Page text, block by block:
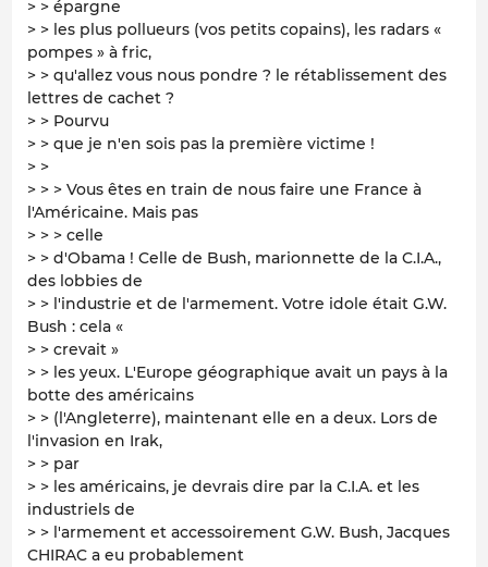
> > épargne
> > les plus pollueurs (vos petits copains), les radars «
pompes » à fric,
> > qu'allez vous nous pondre ? le rétablissement des
lettres de cachet ?
> > Pourvu
> > que je n'en sois pas la première victime !
> >
> > > Vous êtes en train de nous faire une France à
l'Américaine. Mais pas
> > > celle
> > d'Obama ! Celle de Bush, marionnette de la C.I.A.,
des lobbies de
> > l'industrie et de l'armement. Votre idole était G.W.
Bush : cela «
> > crevait »
> > les yeux. L'Europe géographique avait un pays à la
botte des américains
> > (l'Angleterre), maintenant elle en a deux. Lors de
l'invasion en Irak,
> > par
> > les américains, je devrais dire par la C.I.A. et les
industriels de
> > l'armement et accessoirement G.W. Bush, Jacques
CHIRAC a eu probablement